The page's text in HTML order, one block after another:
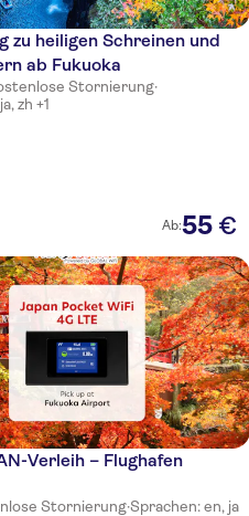
zu heiligen Schreinen und
ab Fukuoka
Stornierung·
zh +1
Ab:55 €
Verleih – Flughafen
Stornierung·Sprachen: en, ja